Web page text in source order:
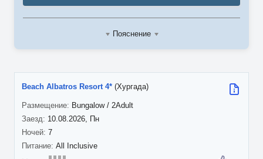
Пояснение
10.08.2026, Пн
7
Beach Albatros Resort 4* (Хургада)
Bungalow / 2Adult
All Inclusive